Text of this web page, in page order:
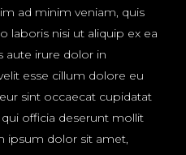
ad minim veniam, quis
laboris nisi ut aliquip ex ea
irure dolor in
esse cillum dolore eu
sint occaecat cupidatat
officia deserunt mollit
ipsum dolor sit amet,